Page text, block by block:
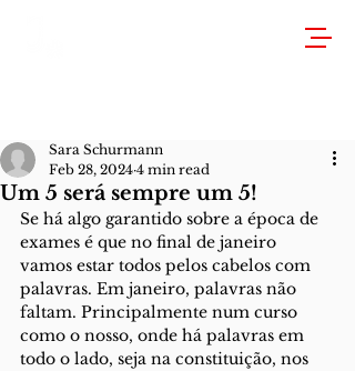
Um 5 será sempre um 5!
Sara Schurmann
Feb 28, 2024 4 min read
Se há algo garantido sobre a época de
exames é que no final de janeiro
vamos estar todos pelos cabelos com
palavras. Em janeiro, palavras não
faltam. Principalmente num curso
como o nosso, onde há palavras em
todo o lado, seja na constituição, nos